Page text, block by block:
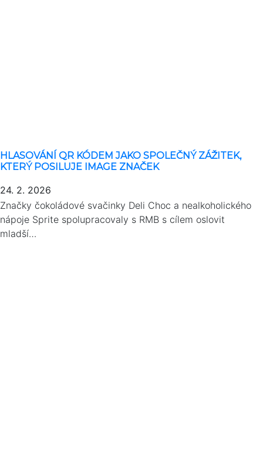
HLASOVÁNÍ QR KÓDEM JAKO SPOLEČNÝ ZÁŽITEK,
KTERÝ POSILUJE IMAGE ZNAČEK
24. 2. 2026
Značky čokoládové svačinky Deli Choc a nealkoholického
nápoje Sprite spolupracovaly s RMB s cílem oslovit
mladší…